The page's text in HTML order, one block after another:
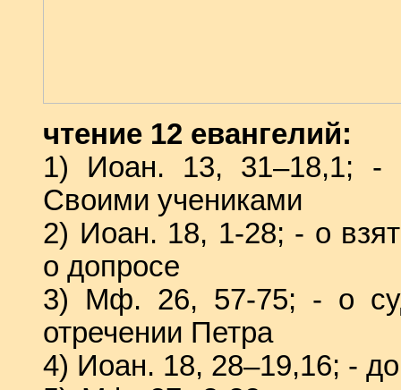
чтение 12 евангелий:
1) Иоан. 13, 31–18,1; -
Своими учениками
2) Иоан. 18, 1-28; - о
о допросе
3) Мф. 26, 57-75; - о
отречении Петра
4) Иоан. 18, 28–19,16; -